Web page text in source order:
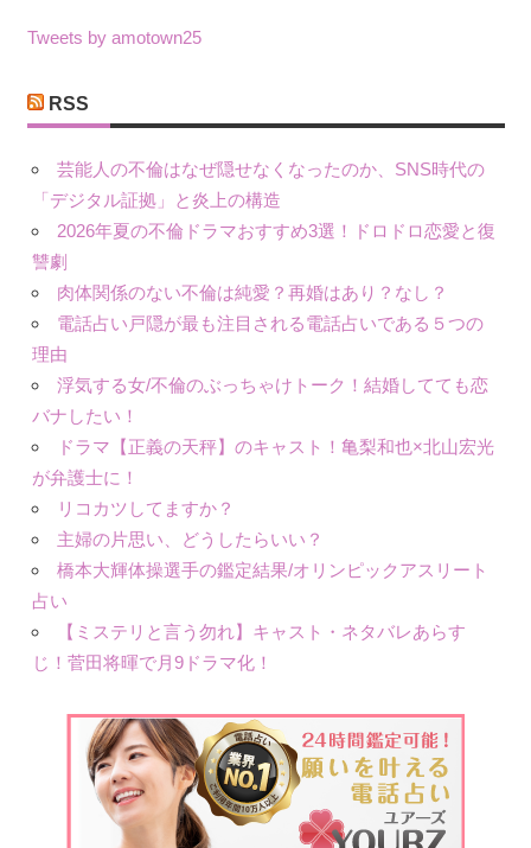
ゴ
ー
Tweets by amotown25
RSS
芸能人の不倫はなぜ隠せなくなったのか、SNS時代の
「デジタル証拠」と炎上の構造
2026年夏の不倫ドラマおすすめ3選！ドロドロ恋愛と復
讐劇
肉体関係のない不倫は純愛？再婚はあり？なし？
電話占い戸隠が最も注目される電話占いである５つの
理由
浮気する女/不倫のぶっちゃけトーク！結婚してても恋
バナしたい！
ドラマ【正義の天秤】のキャスト！亀梨和也×北山宏光
が弁護士に！
リコカツしてますか？
主婦の片思い、どうしたらいい？
橋本大輝体操選手の鑑定結果/オリンピックアスリート
占い
【ミステリと言う勿れ】キャスト・ネタバレあらす
じ！菅田将暉で月9ドラマ化！